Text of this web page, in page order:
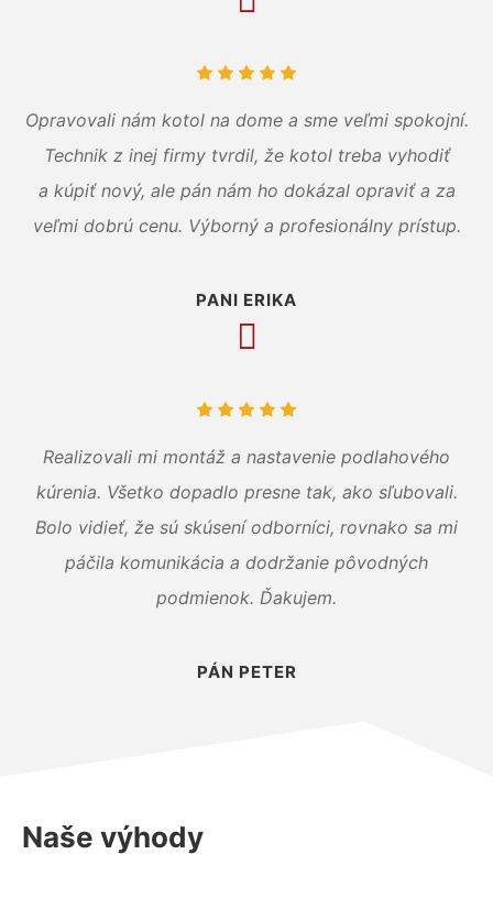
Opravovali nám kotol na dome a sme veľmi spokojní.
Technik z inej firmy tvrdil, že kotol treba vyhodiť
a kúpiť nový, ale pán nám ho dokázal opraviť a za
veľmi dobrú cenu. Výborný a profesionálny prístup.
PANI ERIKA
Realizovali mi montáž a nastavenie podlahového
kúrenia. Všetko dopadlo presne tak, ako sľubovali.
Bolo vidieť, že sú skúsení odborníci, rovnako sa mi
páčila komunikácia a dodržanie pôvodných
podmienok. Ďakujem.
PÁN PETER
Naše výhody